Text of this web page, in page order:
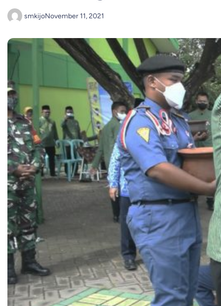
smkijoNovember 11, 2021